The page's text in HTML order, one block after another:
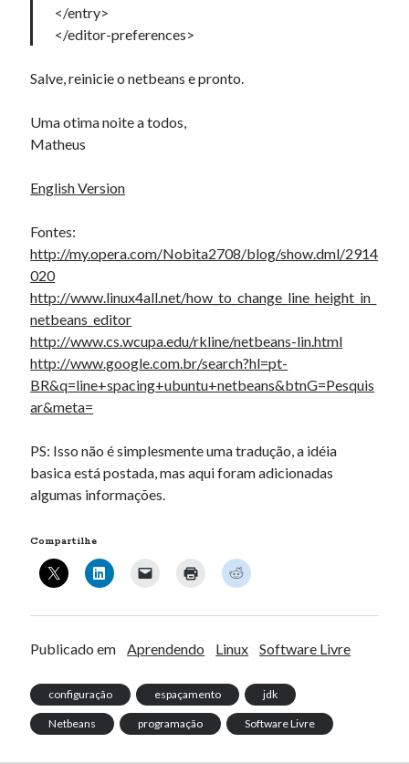
</entry>
</editor-preferences>
Salve, reinicie o netbeans e pronto.
Uma otima noite a todos,
Matheus
English Version
Fontes:
http://my.opera.com/Nobita2708/blog/show.dml/2914
020
http://www.linux4all.net/how_to_change_line_height_in_
netbeans_editor
http://www.cs.wcupa.edu/rkline/netbeans-lin.html
http://www.google.com.br/search?hl=pt-
BR&q=line+spacing+ubuntu+netbeans&btnG=Pesquis
ar&meta=
PS: Isso não é simplesmente uma tradução, a idéia
basica está postada, mas aqui foram adicionadas
algumas informações.
Compartilhe
Publicado em Aprendendo Linux Software Livre
configuração espaçamento jdk
Netbeans programação Software Livre